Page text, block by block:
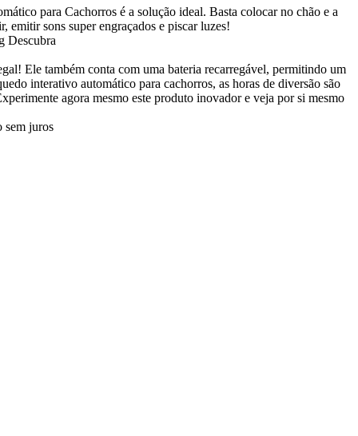
para Cachorros é a solução ideal. Basta colocar no chão e a
sons super engraçados e piscar luzes!
Ele também conta com uma bateria recarregável, permitindo um
interativo automático para cachorros, as horas de diversão são
agora mesmo este produto inovador e veja por si mesmo